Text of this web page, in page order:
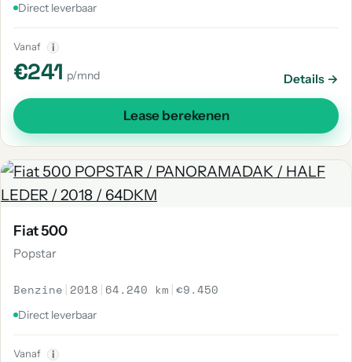
Direct leverbaar
Vanaf i
€241 p/mnd Details →
Lease berekenen
Fiat 500
Popstar
Benzine | 2018 | 64.240 km |€9.450
Direct leverbaar
Vanaf i